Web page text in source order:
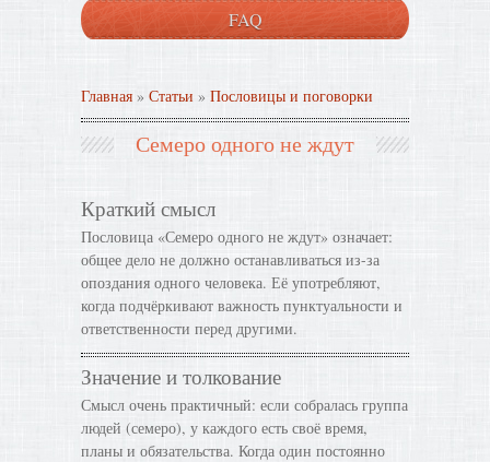
FAQ
Главная » Статьи » Пословицы и поговорки
Семеро одного не ждут
Краткий смысл
Пословица «Семеро одного не ждут» означает:
общее дело не должно останавливаться из-за
опоздания одного человека. Её употребляют,
когда подчёркивают важность пунктуальности и
ответственности перед другими.
Значение и толкование
Смысл очень практичный: если собралась группа
людей (семеро), у каждого есть своё время,
планы и обязательства. Когда один постоянно